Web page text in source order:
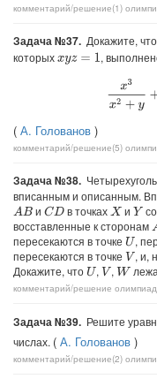
комментарий/решение(1)
Задача №37. Докажите,
которыхxyz= 1
,
x
( А. Голованов )
комментарий/решение(5)
Задача №38.
вписанным и описанным.
AB иCD в точкахX и Y
восставленные к сторонам
пересекаются в точке U,
пересекаются в точке V , и,
Докажите, чтоU,V ,W
комментарий/решение
Задача №39. Решите
числах. ( А. Голованов )
комментарий/решение(2)